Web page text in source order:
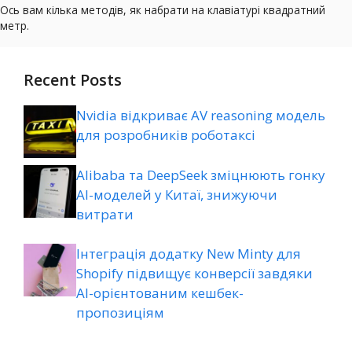
Recent Posts
Nvidia відкриває AV reasoning модель
для розробників роботаксі
Alibaba та DeepSeek зміцнюють гонку
AI-моделей у Китаї, знижуючи
витрати
Інтеграція додатку New Minty для
Shopify підвищує конверсії завдяки
AI-орієнтованим кешбек-
пропозиціям